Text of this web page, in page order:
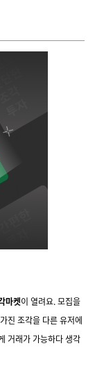
마켓이 열려요.모집을
진 조각을 다른 유저에
거래가 가능하다 생각